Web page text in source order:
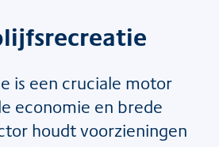
is een cruciale motor
economie en brede
houdt voorzieningen